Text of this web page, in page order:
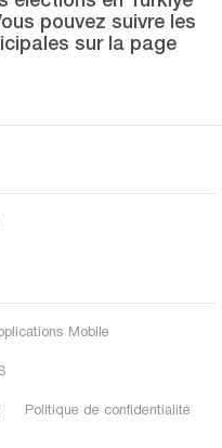
pouvez suivre les
sur la page
Mobile
Politique de confidentialité